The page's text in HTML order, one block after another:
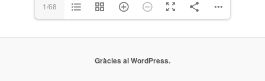
1/68
Gràcies al WordPress.